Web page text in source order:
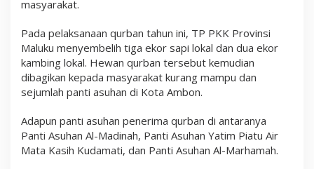
masyarakat.
Pada pelaksanaan qurban tahun ini, TP PKK Provinsi
Maluku menyembelih tiga ekor sapi lokal dan dua ekor
kambing lokal. Hewan qurban tersebut kemudian
dibagikan kepada masyarakat kurang mampu dan
sejumlah panti asuhan di Kota Ambon.
Adapun panti asuhan penerima qurban di antaranya
Panti Asuhan Al-Madinah, Panti Asuhan Yatim Piatu Air
Mata Kasih Kudamati, dan Panti Asuhan Al-Marhamah.